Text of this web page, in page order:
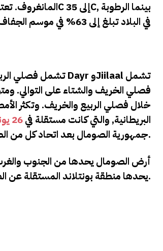
في البلاد تبلغ إلى 63% في موسم الجفاف وتقفز إلى 82% في موسم
خلال فصلي الربيع والخريف. وتكثر
البريطانية, والتي كانت مستقلة في26 يونيو
جمهورية الصومال بعد اتحاد كل من الصومال البريطاني والإيطالي.
أرض الصومال يحدها من الجنوب
يحدها منطقة بونتلاند المستقلة عن الصومال.